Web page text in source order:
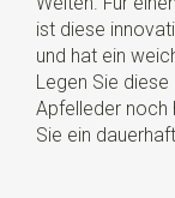
ist diese
und hat ein
Legen Sie
Apfelleder noch
Sie ein